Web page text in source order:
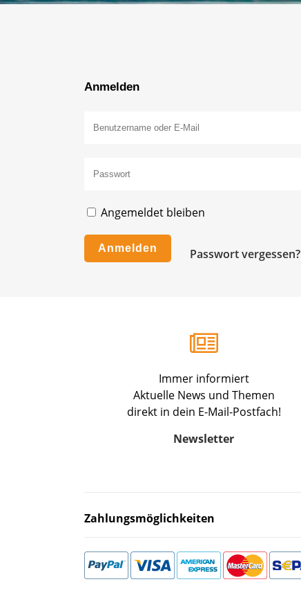
Anmelden
Angemeldet bleiben
Passwort vergessen?
Immer informiert
Aktuelle News und Themen
direkt in dein E-Mail-Postfach!
Newsletter
Zahlungsmöglichkeiten